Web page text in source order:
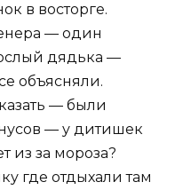
в восторге.
— один
дядька —
объясняли.
— были
— у дитишек
из за мороза?
где отдыхали там